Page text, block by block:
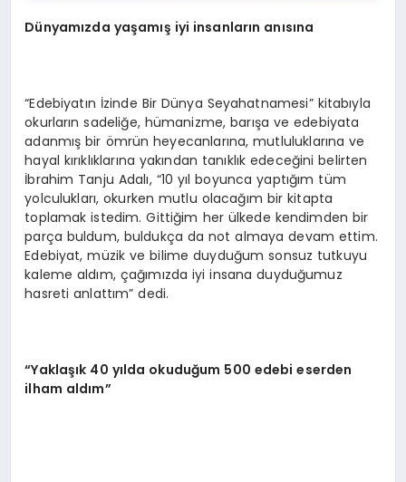
Dünyamızda yaşamış iyi insanların anısına
“Edebiyatın İzinde Bir Dünya Seyahatnamesi” kitabıyla
okurların sadeliğe, hümanizme, barışa ve edebiyata
adanmış bir ömrün heyecanlarına, mutluluklarına ve
hayal kırıklıklarına yakından tanıklık edeceğini belirten
İbrahim Tanju Adalı, “10 yıl boyunca yaptığım tüm
yolculukları, okurken mutlu olacağım bir kitapta
toplamak istedim. Gittiğim her ülkede kendimden bir
parça buldum, buldukça da not almaya devam ettim.
Edebiyat, müzik ve bilime duyduğum sonsuz tutkuyu
kaleme aldım, çağımızda iyi insana duyduğumuz
hasreti anlattım” dedi.
“Yaklaşık 40 yılda okuduğum 500 edebi eserden
ilham aldım”